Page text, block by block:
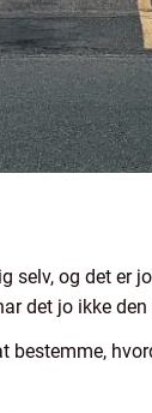
og det er
det jo ikke